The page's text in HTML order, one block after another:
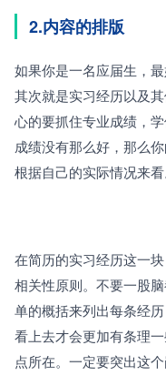
2.内容的排版
如果你是一名应届生，
其次就是实习经历以及
心的要抓住专业成绩，
成绩没有那么好，那么
根据自己的实际情况来看
在简历的实习经历这一
相关性原则。不要一股
单的概括来列出每条经
看上去才会更加有条理
点所在。一定要突出这